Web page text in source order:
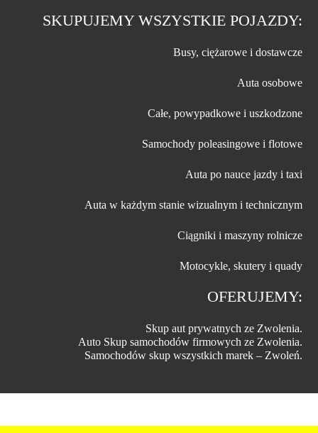
SKUPUJEMY WSZYSTKIE POJAZDY:
Busy, ciężarowe i dostawcze
Auta osobowe
Całe, powypadkowe i uszkodzone
Samochody poleasingowe i flotowe
Auta po nauce jazdy i taxi
Auta w każdym stanie wizualnym i technicznym
Ciągniki i maszyny rolnicze
Motocykle, skutery i quady
OFERUJEMY:
Skup aut prywatnych ze Zwolenia.
Auto Skup samochodów firmowych ze Zwolenia.
Samochodów skup wszystkich marek – Zwoleń.